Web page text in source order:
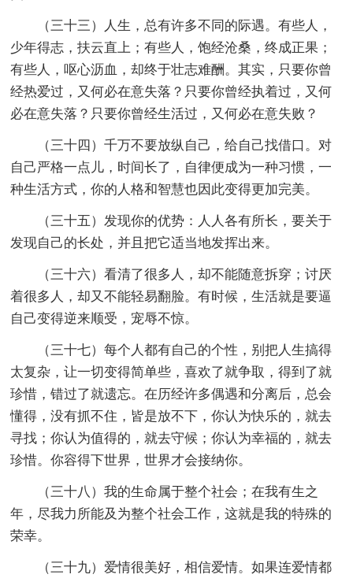
（三十三）人生，总有许多不同的际遇。有些人，
少年得志，扶云直上；有些人，饱经沧桑，终成正果；
有些人，呕心沥血，却终于壮志难酬。其实，只要你曾
经热爱过，又何必在意失落？只要你曾经执着过，又何
必在意失落？只要你曾经生活过，又何必在意失败？
（三十四）千万不要放纵自己，给自己找借口。对
自己严格一点儿，时间长了，自律便成为一种习惯，一
种生活方式，你的人格和智慧也因此变得更加完美。
（三十五）发现你的优势：人人各有所长，要关于
发现自己的长处，并且把它适当地发挥出来。
（三十六）看清了很多人，却不能随意拆穿；讨厌
着很多人，却又不能轻易翻脸。有时候，生活就是要逼
自己变得逆来顺受，宠辱不惊。
（三十七）每个人都有自己的个性，别把人生搞得
太复杂，让一切变得简单些，喜欢了就争取，得到了就
珍惜，错过了就遗忘。在历经许多偶遇和分离后，总会
懂得，没有抓不住，皆是放不下，你认为快乐的，就去
寻找；你认为值得的，就去守候；你认为幸福的，就去
珍惜。你容得下世界，世界才会接纳你。
（三十八）我的生命属于整个社会；在我有生之
年，尽我力所能及为整个社会工作，这就是我的特殊的
荣幸。
（三十九）爱情很美好，相信爱情。如果连爱情都